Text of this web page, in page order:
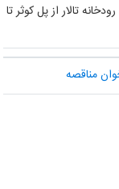
تالار از پل کوثر تا
مناقصه